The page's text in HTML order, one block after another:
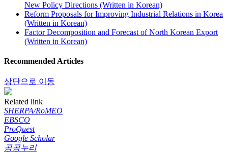
New Policy Directions (Written in Korean)
Reform Proposals for Improving Industrial Relations in Korea
(Written in Korean)
Factor Decomposition and Forecast of North Korean Export
(Written in Korean)
Recommended Articles
상단으로 이동
Related link
SHERPA/RoMEO
EBSCO
ProQuest
Google Scholar
공공누리